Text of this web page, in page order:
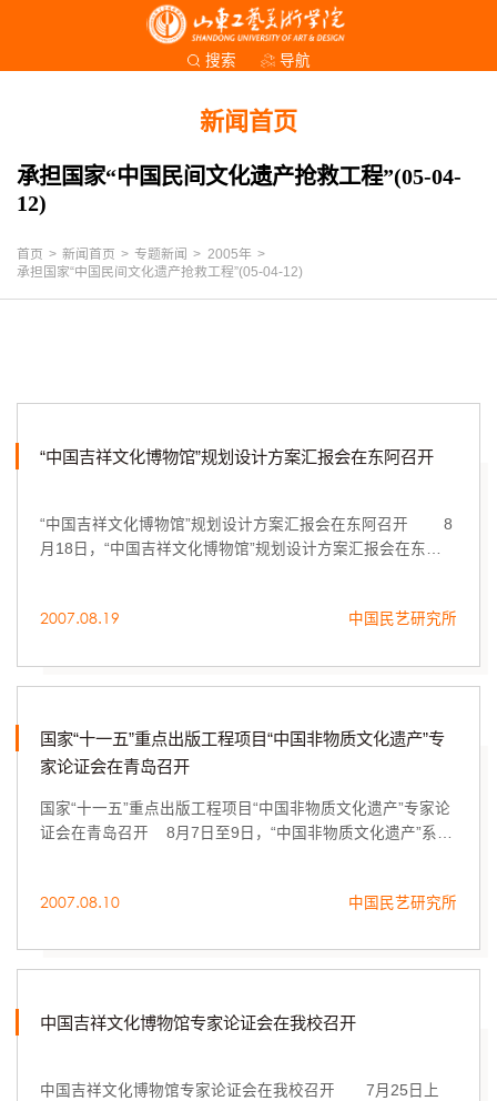
搜索 导航
新闻首页
承担国家“中国民间文化遗产抢救工程”(05-04-
12)
首页 > 新闻首页 > 专题新闻 > 2005年 >
承担国家“中国民间文化遗产抢救工程”(05-04-12)
“中国吉祥文化博物馆”规划设计方案汇报会在东阿召开
“中国吉祥文化博物馆”规划设计方案汇报会在东阿召开 8
月18日，“中国吉祥文化博物馆”规划设计方案汇报会在东阿
2007.08.19 中国民艺研究所
国家“十一五”重点出版工程项目“中国非物质文化遗产”专
家论证会在青岛召开
国家“十一五”重点出版工程项目“中国非物质文化遗产”专家论
证会在青岛召开 8月7日至9日，“中国非物质文化遗产”系列
2007.08.10 中国民艺研究所
中国吉祥文化博物馆专家论证会在我校召开
中国吉祥文化博物馆专家论证会在我校召开 7月25日上